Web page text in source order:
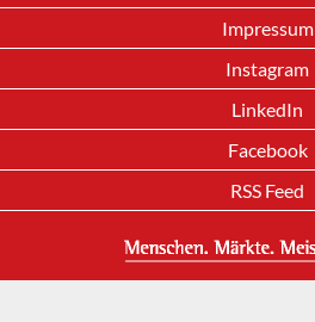
Impressum
Instagram
LinkedIn
Facebook
RSS Feed